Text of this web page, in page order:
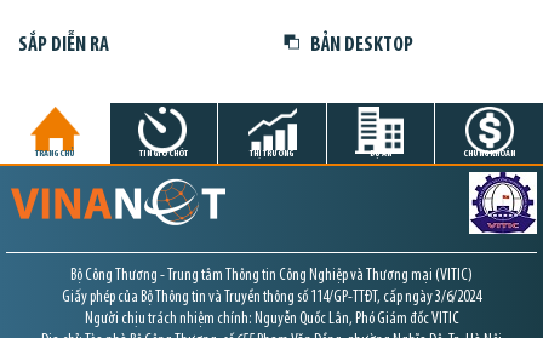
SẮP DIỄN RA BẢN DESKTOP
TRANG CHỦ TIN GIỜ CHÓT THỊ TRƯỜNG DỰ ÁN CHỨNG KHOÁN
Bộ Công Thương - Trung tâm Thông tin Công Nghiệp và Thương mại (VITIC)
Giấy phép của Bộ Thông tin và Truyền thông số 114/GP-TTĐT, cấp ngày 3/6/2024
Người chịu trách nhiệm chính: Nguyễn Quốc Lân, Phó Giám đốc VITIC